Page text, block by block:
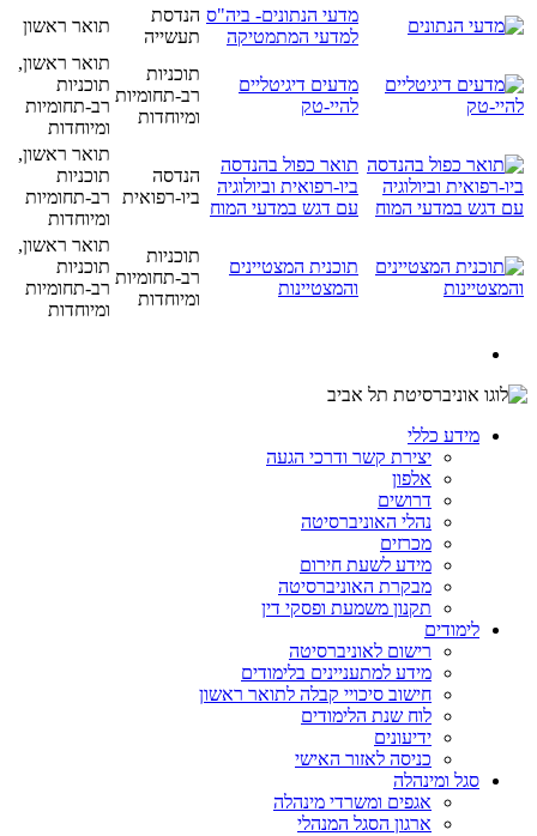
מדעי הנתונים- ביה"ס
למדעי המתמטיקה
הנדסת
תעשייה
תואר ראשון
מדעים דיגיטליים
להיי-טק
תוכניות
רב-תחומיות
ומיוחדות
תואר ראשון,
תוכניות
רב-תחומיות
ומיוחדות
תואר כפול בהנדסה
ביו-רפואית וביולוגיה
עם דגש במדעי המוח
הנדסה
ביו-רפואית
תואר ראשון,
תוכניות
רב-תחומיות
ומיוחדות
תוכנית המצטיינים
והמצטיינות
תוכניות
רב-תחומיות
ומיוחדות
תואר ראשון,
תוכניות
רב-תחומיות
ומיוחדות
מידע כללי
יצירת קשר ודרכי הגעה
אלפון
דרושים
נהלי האוניברסיטה
מכרזים
מידע לשעת חירום
מבקרת האוניברסיטה
תקנון משמעת ופסקי דין
לימודים
רישום לאוניברסיטה
מידע למתעניינים בלימודים
חישוב סיכויי קבלה לתואר ראשון
לוח שנת הלימודים
ידיעונים
כניסה לאזור האישי
סגל ומינהלה
אגפים ומשרדי מינהלה
ארגון הסגל המנהלי